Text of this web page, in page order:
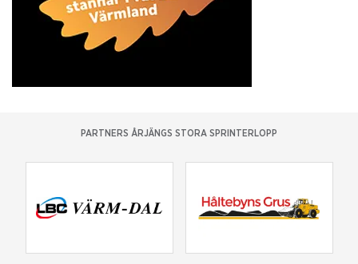
PARTNERS ÅRJÄNGS STORA SPRINTERLOPP